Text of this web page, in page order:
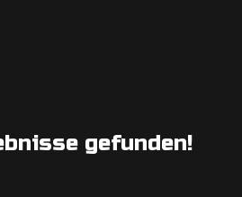
gefunden!